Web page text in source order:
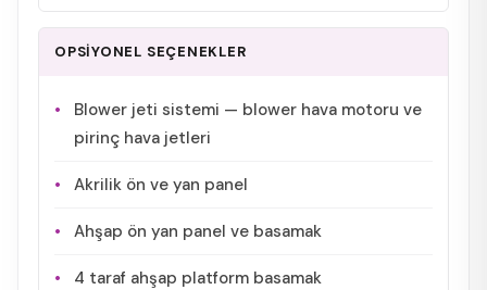
OPSİYONEL SEÇENEKLER
Blower jeti sistemi — blower hava motoru ve
pirinç hava jetleri
Akrilik ön ve yan panel
Ahşap ön yan panel ve basamak
4 taraf ahşap platform basamak